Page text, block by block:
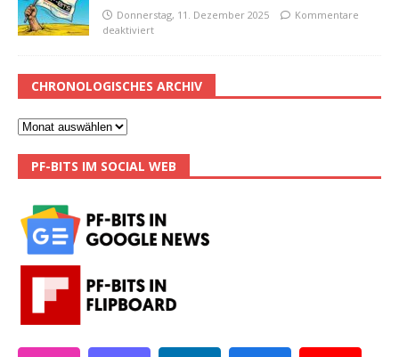
Donnerstag, 11. Dezember 2025
Kommentare
deaktiviert
CHRONOLOGISCHES ARCHIV
PF-BITS IM SOCIAL WEB